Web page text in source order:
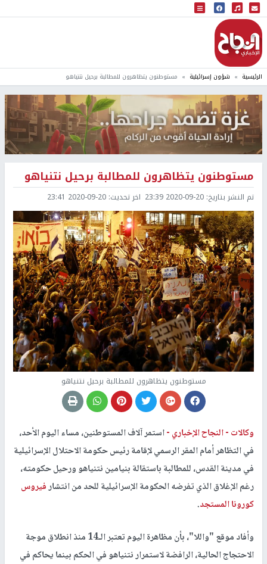
البث المباشر
إذاعة النجاح
الرئيسية شؤون إسرائيلية مستوطنون يتظاهرون للمطالبة برحيل نتنياهو
مستوطنون يتظاهرون للمطالبة برحيل نتنياهو
تم النشر بتاريخ: 2020-09-20 23:39 اخر تحديث: 2020-09-20 23:41
مستوطنون يتظاهرون للمطالبة برحيل نتنياهو
وكالات -النجاح الإخباري -استمر آلاف المستوطنين، مساء اليوم الأحد،
في التظاهر أمام المقر الرسمي لإقامة رئيس حكومة الاحتلال الإسرائيلية
في مدينة القدس، للمطالبة باستقالة بنيامين نتنياهو ورحيل حكومته،
رغم الإغلاق الذي تفرضه الحكومة الإسرائيلية للحد من انتشارفيروس
كورونا المستجد.
وأفاد موقع "واللا"، بأن مظاهرة اليوم تعتبر الـ14 منذ انطلاق موجة
الاحتجاج الحالية، الرافضة لاستمرار نتنياهو في الحكم بينما يحاكم في